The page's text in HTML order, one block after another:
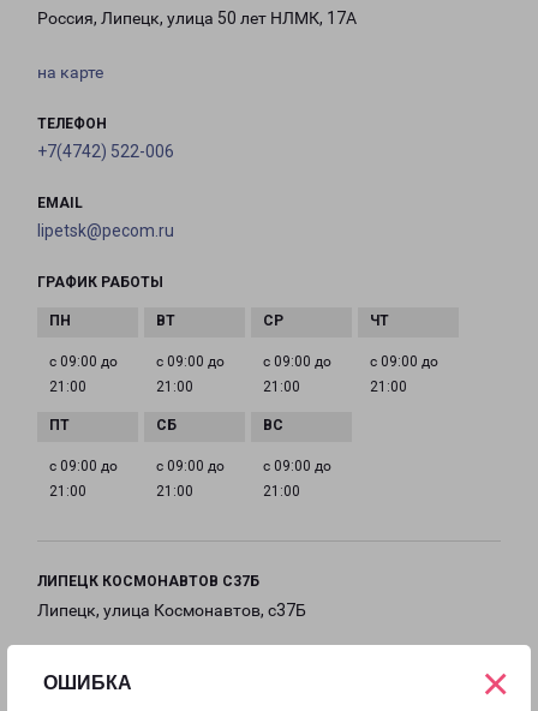
ОШИБКА ×
Россия, Липецк, улица 50 лет НЛМК, 17А
на карте
ТЕЛЕФОН
+7(4742) 522-006
EMAIL
lipetsk@pecom.ru
ГРАФИК РАБОТЫ
с 09:00 до
21:00
с 09:00 до
21:00
с 09:00 до
21:00
с 09:00 до
21:00
с 09:00 до
21:00
с 09:00 до
21:00
с 09:00 до
21:00
ЛИПЕЦК КОСМОНАВТОВ С37Б
Липецк, улица Космонавтов, с37Б